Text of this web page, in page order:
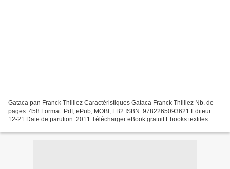
Gataca pan Franck Thilliez Caractéristiques Gataca Franck Thilliez Nb. de
pages: 458 Format: Pdf, ePub, MOBI, FB2 ISBN: 9782265093621 Editeur:
12-21 Date de parution: 2011 Télécharger eBook gratuit Ebooks textiles